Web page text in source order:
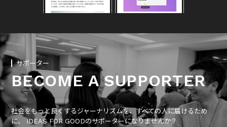
サポーター
BECOME A SUPPORTER
社会をもっと良くするジャーナリズムを、すべての人に届けるため
に、 IDEAS FOR GOODのサポーターになりませんか？